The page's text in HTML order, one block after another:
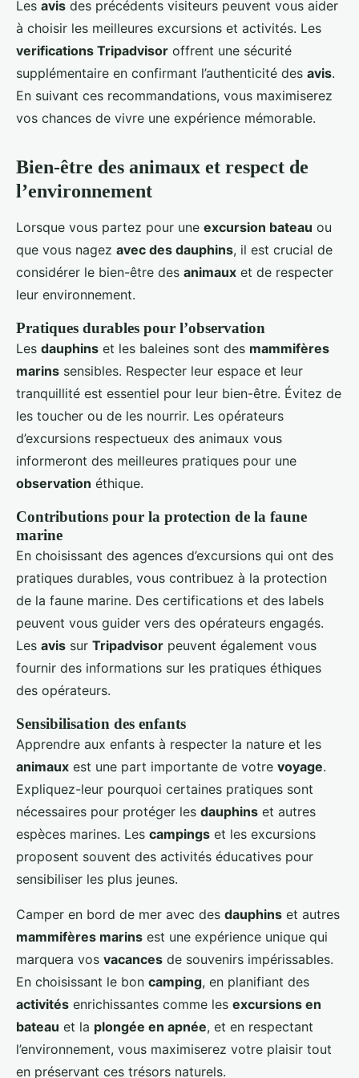
Les avis des précédents visiteurs peuvent vous aider
à choisir les meilleures excursions et activités. Les
verifications Tripadvisor offrent une sécurité
supplémentaire en confirmant l’authenticité des avis.
En suivant ces recommandations, vous maximiserez
vos chances de vivre une expérience mémorable.
Bien-être des animaux et respect de
l’environnement
Lorsque vous partez pour une excursion bateau ou
que vous nagez avec des dauphins, il est crucial de
considérer le bien-être des animaux et de respecter
leur environnement.
Pratiques durables pour l’observation
Les dauphins et les baleines sont des mammifères
marins sensibles. Respecter leur espace et leur
tranquillité est essentiel pour leur bien-être. Évitez de
les toucher ou de les nourrir. Les opérateurs
d’excursions respectueux des animaux vous
informeront des meilleures pratiques pour une
observation éthique.
Contributions pour la protection de la faune
marine
En choisissant des agences d’excursions qui ont des
pratiques durables, vous contribuez à la protection
de la faune marine. Des certifications et des labels
peuvent vous guider vers des opérateurs engagés.
Les avis sur Tripadvisor peuvent également vous
fournir des informations sur les pratiques éthiques
des opérateurs.
Sensibilisation des enfants
Apprendre aux enfants à respecter la nature et les
animaux est une part importante de votre voyage.
Expliquez-leur pourquoi certaines pratiques sont
nécessaires pour protéger les dauphins et autres
espèces marines. Les campings et les excursions
proposent souvent des activités éducatives pour
sensibiliser les plus jeunes.
Camper en bord de mer avec des dauphins et autres
mammifères marins est une expérience unique qui
marquera vos vacances de souvenirs impérissables.
En choisissant le bon camping, en planifiant des
activités enrichissantes comme les excursions en
bateau et la plongée en apnée, et en respectant
l’environnement, vous maximiserez votre plaisir tout
en préservant ces trésors naturels.